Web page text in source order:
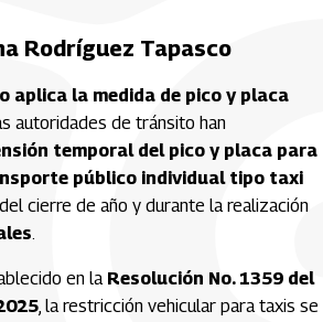
Rodríguez Tapasco
aplica la medida de pico y placa
autoridades de tránsito han
temporal del pico y placa para
público individual tipo taxi
cierre de año y durante la realización
.
en la Resolución No. 1359 del
, la restricción vehicular para taxis se